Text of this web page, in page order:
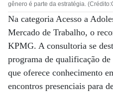
gênero é parte da estratégia.
Na categoria Acesso a
Mercado de Trabalho, o
KPMG. A consultoria se
programa de qualificação de
que oferece conhecimento
encontros presenciais para